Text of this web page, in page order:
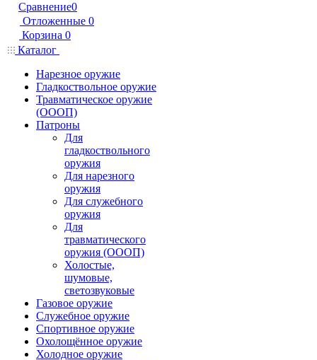
Сравнение0
Отложенные 0
Корзина 0
Каталог
Нарезное оружие
Гладкоствольное оружие
Травматическое оружие
(ОООП)
Патроны
Для
гладкоствольного
оружия
Для нарезного
оружия
Для служебного
оружия
Для
травматического
оружия (ОООП)
Холостые,
шумовые,
светозвуковые
Газовое оружие
Служебное оружие
Спортивное оружие
Охолощённое оружие
Холодное оружие